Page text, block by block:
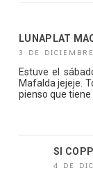
LUNAPLAT
3 DE
Estuve el
Mafalda jejeje.
pienso que tiene
SI
4 DE